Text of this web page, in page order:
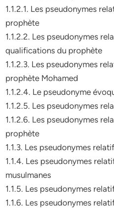
1.1.2.1. Les pseudonymes
prophète
1.1.2.2. Les pseudonymes
qualifications du prophète
1.1.2.3. Les pseudonymes
prophète Mohamed
1.1.2.4. Le pseudonyme
1.1.2.5. Les pseudonymes
1.1.2.6. Les pseudonymes
prophète
1.1.3. Les pseudonymes
1.1.4. Les pseudonymes
musulmanes
1.1.5. Les pseudonymes
1.1.6. Les pseudonymes